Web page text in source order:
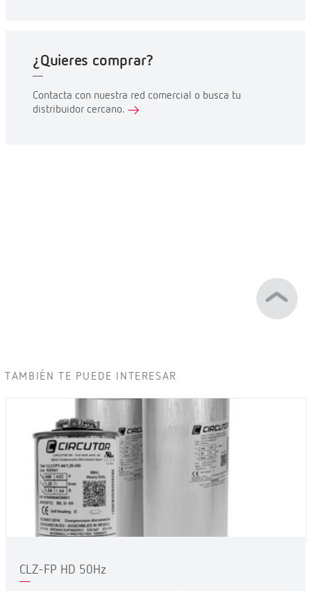
¿Quieres comprar?
Contacta con nuestra red comercial o busca tu
distribuidor cercano.
TAMBIÉN TE PUEDE INTERESAR
CLZ-FP HD 50Hz